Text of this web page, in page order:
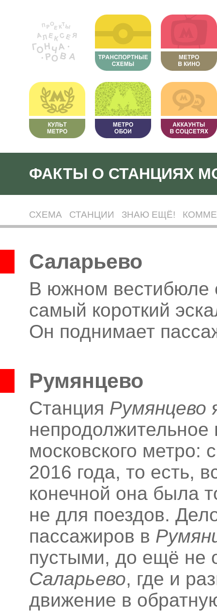
ФАКТЫ О СТАНЦИЯХ
СХЕМА СТАНЦИИ ЗНАЮ ЕЩЁ!
Саларьево
В южном вестибюле
самый короткий
Он поднимает
Румянцево
Станция Румянцево
непродолжительное
московского метро:
2016 года, то есть,
конечной она была
не для поездов.
пассажиров в
пустыми, до ещё не
Саларьево, где и
движение в